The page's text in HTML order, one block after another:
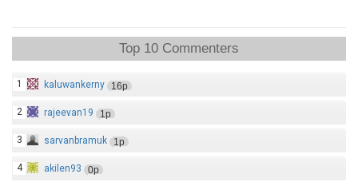
Top 10 Commenters
1 kaluwankerny 16p
2 rajeevan19 1p
3 sarvanbramuk 1p
4 akilen93 0p